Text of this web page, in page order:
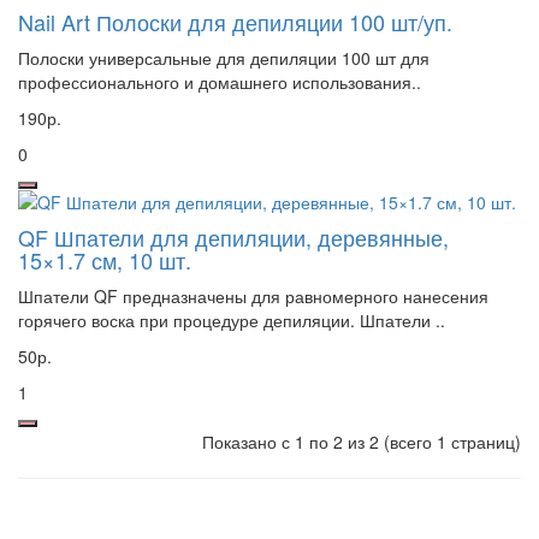
Nail Art Полоски для депиляции 100 шт/уп.
Полоски универсальные для депиляции 100 шт для
профессионального и домашнего использования..
190р.
0
QF Шпатели для депиляции, деревянные,
15×1.7 см, 10 шт.
Шпатели QF предназначены для равномерного нанесения
горячего воска при процедуре депиляции. Шпатели ..
50р.
1
Показано с 1 по 2 из 2 (всего 1 страниц)